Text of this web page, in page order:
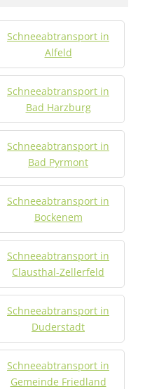
Schneeabtransport in
Alfeld
Schneeabtransport in
Bad Harzburg
Schneeabtransport in
Bad Pyrmont
Schneeabtransport in
Bockenem
Schneeabtransport in
Clausthal-Zellerfeld
Schneeabtransport in
Duderstadt
Schneeabtransport in
Gemeinde Friedland